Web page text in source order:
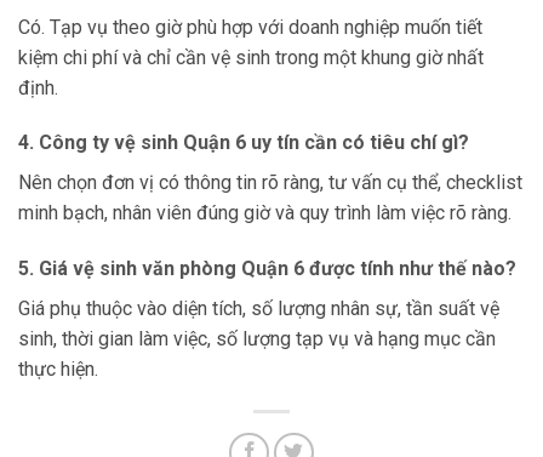
Có. Tạp vụ theo giờ phù hợp với doanh nghiệp muốn tiết
kiệm chi phí và chỉ cần vệ sinh trong một khung giờ nhất
định.
4. Công ty vệ sinh Quận 6 uy tín cần có tiêu chí gì?
Nên chọn đơn vị có thông tin rõ ràng, tư vấn cụ thể, checklist
minh bạch, nhân viên đúng giờ và quy trình làm việc rõ ràng.
5. Giá vệ sinh văn phòng Quận 6 được tính như thế nào?
Giá phụ thuộc vào diện tích, số lượng nhân sự, tần suất vệ
sinh, thời gian làm việc, số lượng tạp vụ và hạng mục cần
thực hiện.